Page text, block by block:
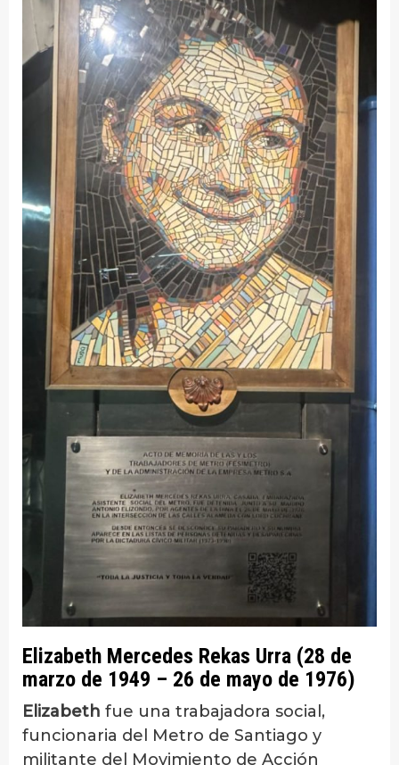
Elizabeth Mercedes Rekas Urra (28 de
marzo de 1949 – 26 de mayo de 1976)
Elizabeth fue una trabajadora social,
funcionaria del Metro de Santiago y
militante del Movimiento de Acción